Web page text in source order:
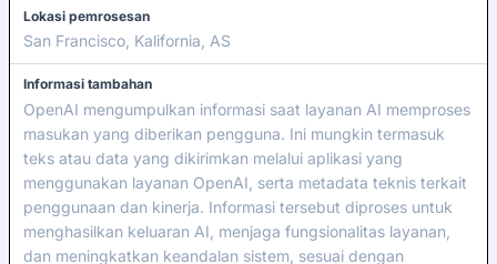
Lokasi pemrosesan
San Francisco, Kalifornia, AS
Informasi tambahan
OpenAI mengumpulkan informasi saat layanan AI memproses
masukan yang diberikan pengguna. Ini mungkin termasuk
teks atau data yang dikirimkan melalui aplikasi yang
menggunakan layanan OpenAI, serta metadata teknis terkait
penggunaan dan kinerja. Informasi tersebut diproses untuk
menghasilkan keluaran AI, menjaga fungsionalitas layanan,
dan meningkatkan keandalan sistem, sesuai dengan